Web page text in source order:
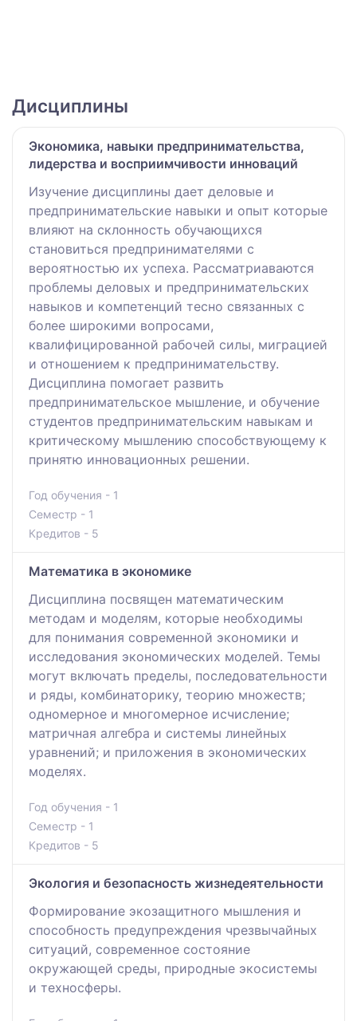
Дисциплины
Экономика, навыки предпринимательства,
лидерства и восприимчивости инноваций
Изучение дисциплины дает деловые и
предпринимательские навыки и опыт которые
влияют на склонность обучающихся
становиться предпринимателями с
вероятностью их успеха. Рассматриаваются
проблемы деловых и предпринимательских
навыков и компетенций тесно связанных с
более широкими вопросами,
квалифицированной рабочей силы, миграцией
и отношением к предпринимательству.
Дисциплина помогает развить
предпринимательское мышление, и обучение
студентов предпринимательским навыкам и
критическому мышлению способствующему к
принятю инновационных решении.
Год обучения - 1
Семестр - 1
Кредитов - 5
Математика в экономике
Дисциплина посвящен математическим
методам и моделям, которые необходимы
для понимания современной экономики и
исследования экономических моделей. Темы
могут включать пределы, последовательности
и ряды, комбинаторику, теорию множеств;
одномерное и многомерное исчисление;
матричная алгебра и системы линейных
уравнений; и приложения в экономических
моделях.
Год обучения - 1
Семестр - 1
Кредитов - 5
Экология и безопасность жизнедеятельности
Формирование экозащитного мышления и
способность предупреждения чрезвычайных
ситуаций, современное состояние
окружающей среды, природные экосистемы
и техносферы.